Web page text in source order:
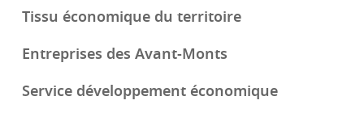
Tissu économique du territoire
Entreprises des Avant-Monts
Service développement économique